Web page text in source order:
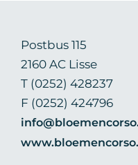
Postbus 115
2160 AC Lisse
T (0252) 428237
F (0252) 424796